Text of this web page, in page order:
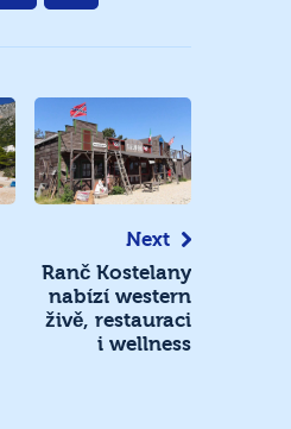
Next
Ranč Kostelany
nabízí western
živě, restauraci
i wellness